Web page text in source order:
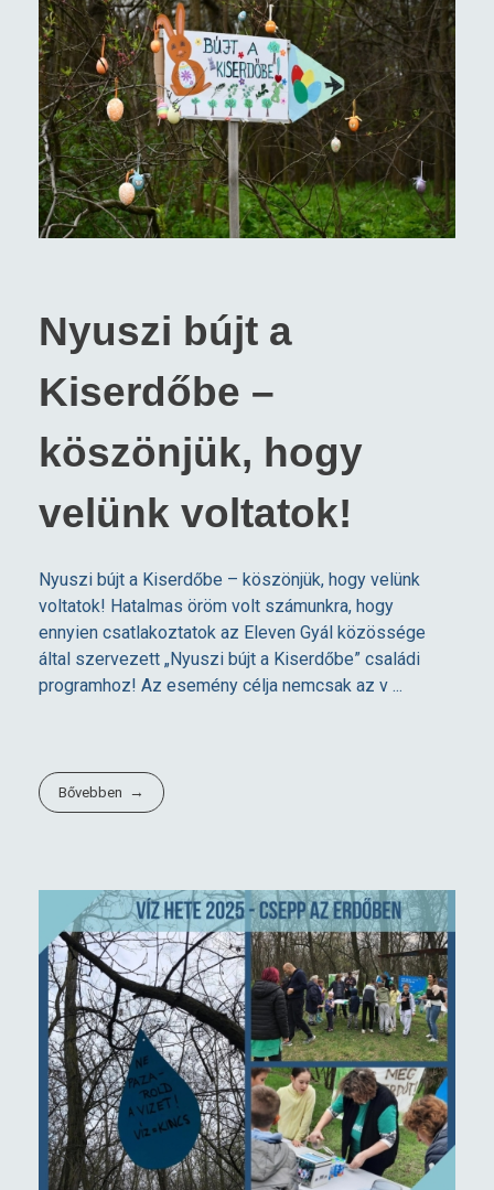
Nyuszi bújt a
Kiserdőbe –
köszönjük, hogy
velünk voltatok!
Nyuszi bújt a Kiserdőbe – köszönjük, hogy velünk
voltatok! Hatalmas öröm volt számunkra, hogy
ennyien csatlakoztatok az Eleven Gyál közössége
által szervezett „Nyuszi bújt a Kiserdőbe” családi
programhoz! Az esemény célja nemcsak az v ...
Bővebben